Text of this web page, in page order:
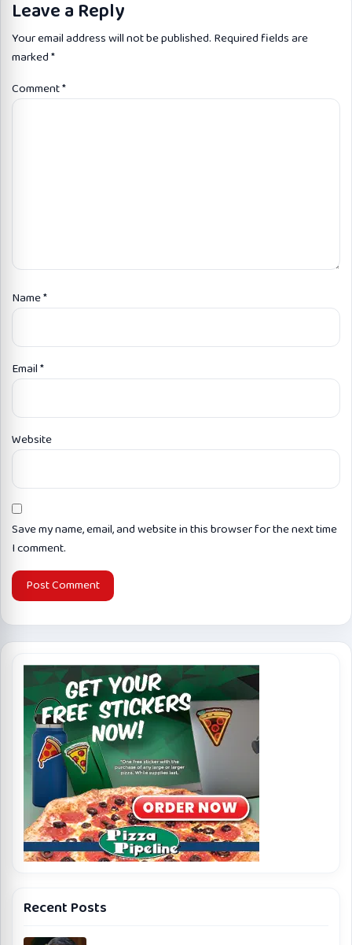
Leave a Reply
Your email address will not be published. Required fields are
marked*
Comment*
Name*
Email*
Website
Save my name, email, and website in this browser for the next time
I comment.
Recent Posts